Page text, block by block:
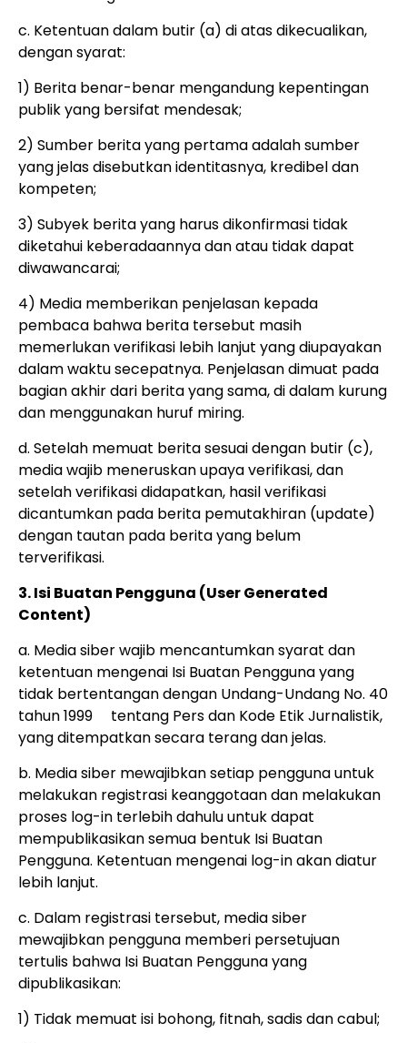
c. Ketentuan dalam butir (a) di atas dikecualikan,
dengan syarat:
1) Berita benar-benar mengandung kepentingan
publik yang bersifat mendesak;
2) Sumber berita yang pertama adalah sumber
yang jelas disebutkan identitasnya, kredibel dan
kompeten;
3) Subyek berita yang harus dikonfirmasi tidak
diketahui keberadaannya dan atau tidak dapat
diwawancarai;
4) Media memberikan penjelasan kepada
pembaca bahwa berita tersebut masih
memerlukan verifikasi lebih lanjut yang diupayakan
dalam waktu secepatnya. Penjelasan dimuat pada
bagian akhir dari berita yang sama, di dalam kurung
dan menggunakan huruf miring.
d. Setelah memuat berita sesuai dengan butir (c),
media wajib meneruskan upaya verifikasi, dan
setelah verifikasi didapatkan, hasil verifikasi
dicantumkan pada berita pemutakhiran (update)
dengan tautan pada berita yang belum
terverifikasi.
3. Isi Buatan Pengguna (User Generated
Content)
a. Media siber wajib mencantumkan syarat dan
ketentuan mengenai Isi Buatan Pengguna yang
tidak bertentangan dengan Undang-Undang No. 40
tahun 1999 tentang Pers dan Kode Etik Jurnalistik,
yang ditempatkan secara terang dan jelas.
b. Media siber mewajibkan setiap pengguna untuk
melakukan registrasi keanggotaan dan melakukan
proses log-in terlebih dahulu untuk dapat
mempublikasikan semua bentuk Isi Buatan
Pengguna. Ketentuan mengenai log-in akan diatur
lebih lanjut.
c. Dalam registrasi tersebut, media siber
mewajibkan pengguna memberi persetujuan
tertulis bahwa Isi Buatan Pengguna yang
dipublikasikan:
1) Tidak memuat isi bohong, fitnah, sadis dan cabul;